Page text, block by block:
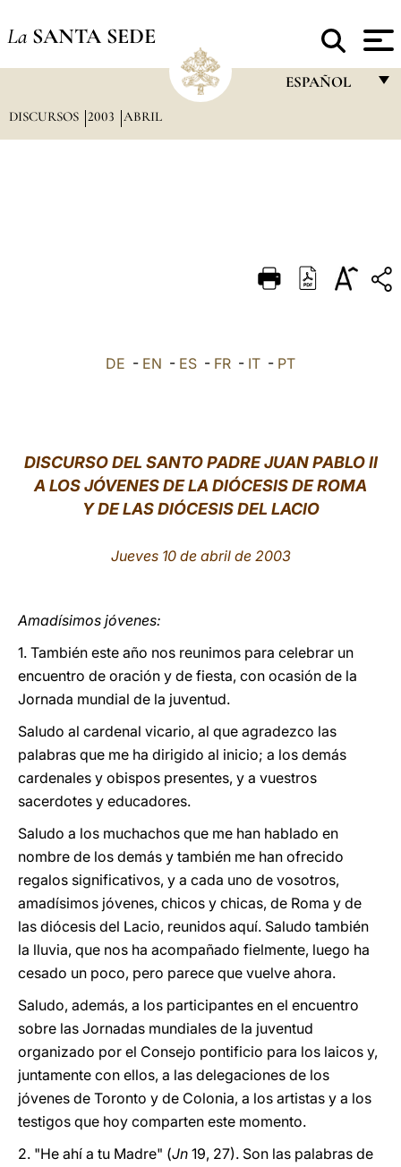
La SANTA SEDE
ESPAÑOL
DEUTSCH
العربيّة
DISCURSOS 2003 ABRIL
DE - EN - ES - FR - IT - PT
DISCURSO DEL SANTO PADRE JUAN PABLO II
A LOS JÓVENES DE LA DIÓCESIS DE ROMA
Y DE LAS DIÓCESIS DEL LACIO
Jueves 10 de abril de 2003
Amadísimos jóvenes:
1. También este año nos reunimos para celebrar un
encuentro de oración y de fiesta, con ocasión de la
Jornada mundial de la juventud.
Saludo al cardenal vicario, al que agradezco las
palabras que me ha dirigido al inicio; a los demás
cardenales y obispos presentes, y a vuestros
sacerdotes y educadores.
Saludo a los muchachos que me han hablado en
nombre de los demás y también me han ofrecido
regalos significativos, y a cada uno de vosotros,
amadísimos jóvenes, chicos y chicas, de Roma y de
las diócesis del Lacio, reunidos aquí. Saludo también
la lluvia, que nos ha acompañado fielmente, luego ha
cesado un poco, pero parece que vuelve ahora.
Saludo, además, a los participantes en el encuentro
sobre las Jornadas mundiales de la juventud
organizado por el Consejo pontificio para los laicos y,
juntamente con ellos, a las delegaciones de los
jóvenes de Toronto y de Colonia, a los artistas y a los
testigos que hoy comparten este momento.
2. "He ahí a tu Madre" (Jn 19, 27). Son las palabras de